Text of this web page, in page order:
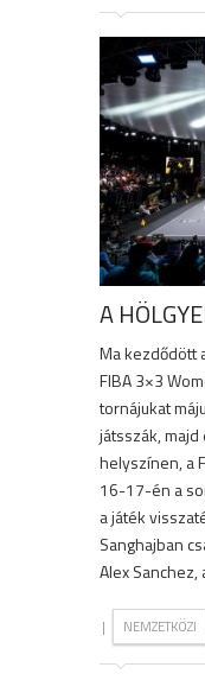
A
Ma kezdődött
FIBA 3×3
tornájukat
játsszák,
helyszínen, a
16-17-én a
a játék
Sanghajban
Alex Sanchez,
| NEMZETKÖZI